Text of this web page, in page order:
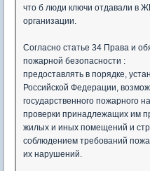
что б люди ключи отдавали в
организации.
Согласно статье 34 Права и
пожарной безопасности :
предоставлять в порядке,
Российской Федерации,
государственного пожарного
проверки принадлежащих им
жилых и иных помещений и
соблюдением требований
их нарушений.